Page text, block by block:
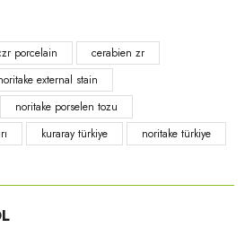
porcelain
cerabien zr
external stain
noritake porselen tozu
kuraray türkiye noritake türkiye